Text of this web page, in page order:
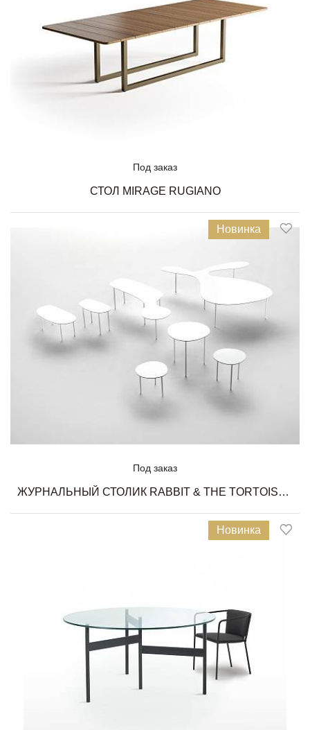
Под заказ
СТОЛ MIRAGE RUGIANO
Новинка
Под заказ
ЖУРНАЛЬНЫЙ СТОЛИК RABBIT & THE TORTOISE COLLECTION LIVING DIVANI
Новинка